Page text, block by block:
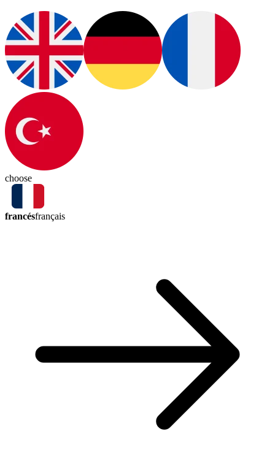
choose
francésfrançais